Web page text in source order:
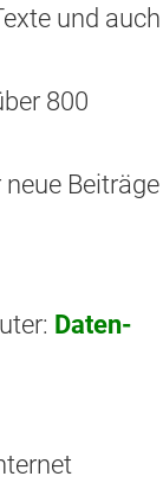
und auch
800
Beiträge
Daten-